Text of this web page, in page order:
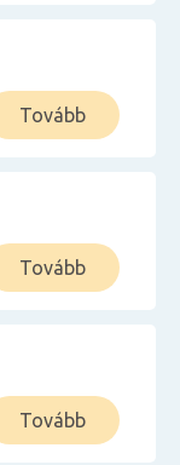
Tovább
Tovább
Tovább